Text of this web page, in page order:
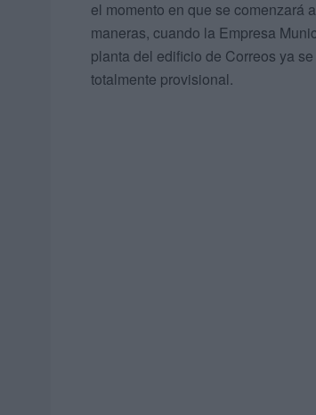
el momento en que se comenzará
maneras, cuando la Empresa
planta del edificio de Correos ya
totalmente provisional.